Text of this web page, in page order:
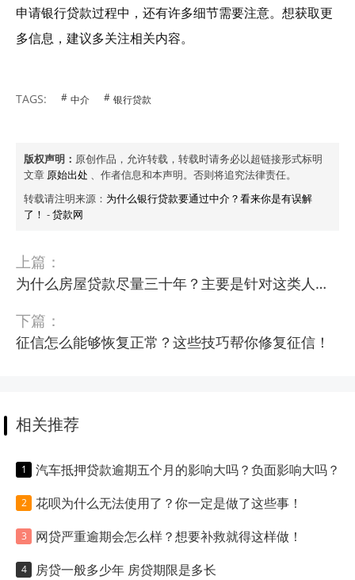
申请银行贷款过程中，还有许多细节需要注意。想获取更
多信息，建议多关注相关内容。
TAGS: 中介 银行贷款
版权声明： 原创作品，允许转载，转载时请务必以超链接形式标明
文章 原始出处 、作者信息和本声明。否则将追究法律责任。
转载请注明来源： 为什么银行贷款要通过中介？看来你是有误解
了！ -贷款网
上篇：
为什么房屋贷款尽量三十年？主要是针对这类人群！
下篇：
征信怎么能够恢复正常？这些技巧帮你修复征信！
相关推荐
汽车抵押贷款逾期五个月的影响大吗？负面影响大吗？
花呗为什么无法使用了？你一定是做了这些事！
网贷严重逾期会怎么样？想要补救就得这样做！
房贷一般多少年 房贷期限是多长